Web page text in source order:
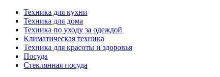
Техника для кухни
Техника для дома
Техника по уходу за одеждой
Климатическая техника
Техника для красоты и здоровья
Посуда
Стеклянная посуда